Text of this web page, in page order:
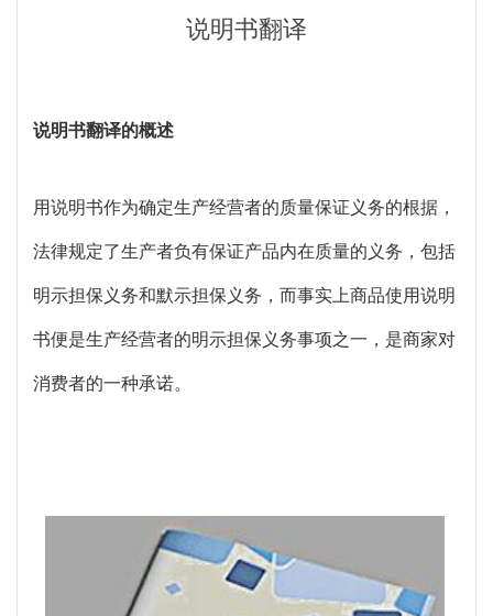
说明书翻译
说明书翻译的概述
用说明书作为确定生产经营者的质量保证义务的根据，
法律规定了生产者负有保证产品内在质量的义务，包括
明示担保义务和默示担保义务，而事实上商品使用说明
书便是生产经营者的明示担保义务事项之一，是商家对
消费者的一种承诺。